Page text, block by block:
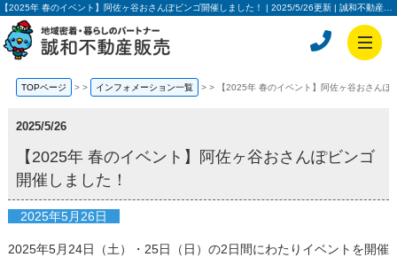
TOPページ > インフォメーション一覧 > 【2025年 春のイベント】阿佐ヶ谷おさんぽ
2025/5/26
【2025年 春のイベント】阿佐ヶ谷おさんぽビンゴ
開催しました！
2025年5月26日
2025年5月24日（土）・25日（日）の2日間にわたりイベントを開催